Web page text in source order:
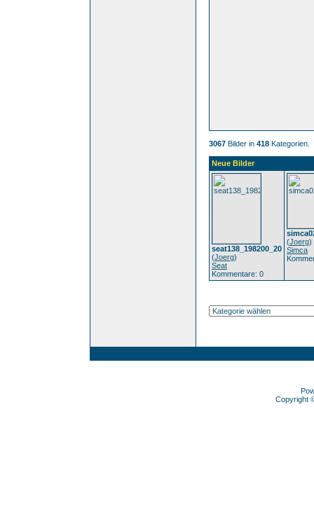
3067 Bilder in 418 Kategorien.
Neue Bilder
seat138_198200_20
(Joerg)
Seat
Kommentare: 0
(Joerg)
Simca
Copyright